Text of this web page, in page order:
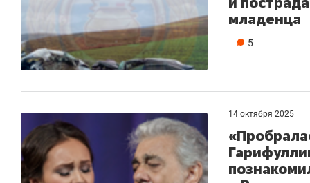
младенца
5
14 октября 2025